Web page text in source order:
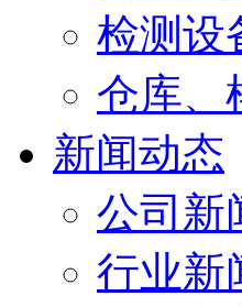
检测设
仓库、
新闻动态
公司新
行业新